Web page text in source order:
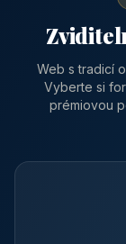
Web s tradicí
Vyberte si
prémiovou